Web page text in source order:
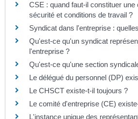
CSE : quand faut-il constituer
sécurité et conditions de travail ?
Syndicat dans l'entreprise :
Qu'est-ce qu'un syndicat
l'entreprise ?
Qu'est-ce qu'une section
Le délégué du personnel (DP)
Le CHSCT existe-t-il toujours ?
Le comité d'entreprise (CE)
L'instance unique des